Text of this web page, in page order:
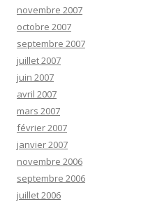
novembre 2007
octobre 2007
septembre 2007
juillet 2007
juin 2007
avril 2007
mars 2007
février 2007
janvier 2007
novembre 2006
septembre 2006
juillet 2006